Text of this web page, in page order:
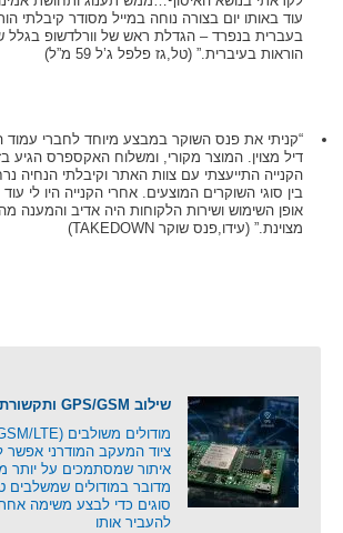
עוד באותו יום בצורה נוחה במייל מסודר קיבלתי
בעברית בנפרד – הגדלת ראש של וורלדשופ בגלל
הוראות בעיברית.” (טל,גז פלפל ג’ל 59 מ”ל)
“קניתי את פנס השוקר במבצע מיוחד לחברי עמוד
דיל מצוין. המוצר מקורי, ומשלוח האקספרס הגיע
הקנייה התייעצתי עם צוות האתר וקיבלתי הנחיה
בין סוגי השוקרים המוצעים. אחרי הקנייה היו לי
אופן השימוש ושירות הלקוחות היה אדיב והמענה
מצוינת.” (עידו,פנס שוקר TAKEDOWN)
שילוב GPS/GSM ותקשורת סלולרית
ציוד המעקב המודרני אפשר
איתור שמסתמכים על יותר
מדובר במודולים שמשלבים
סוגים כדי לבצע משימה
להעביר אותו